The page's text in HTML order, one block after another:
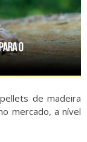
de madeira
mercado, a nível